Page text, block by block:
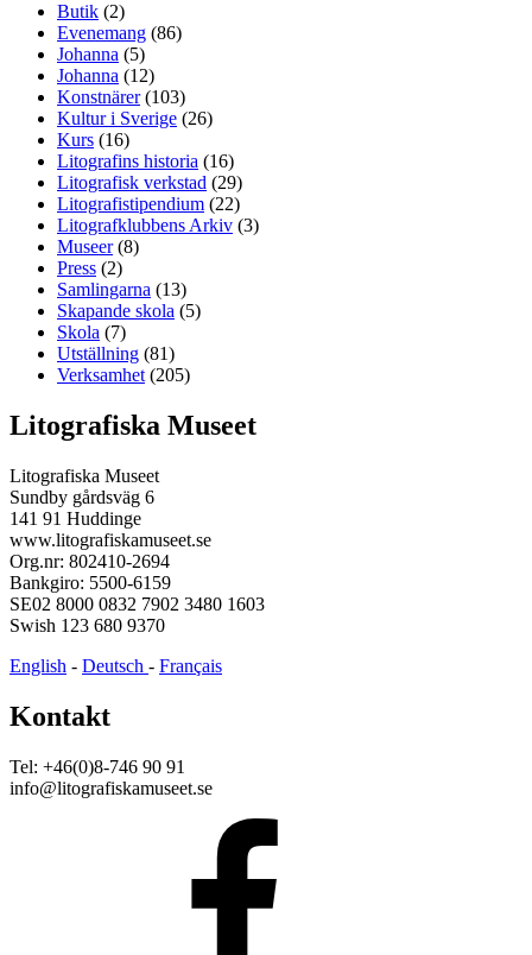
Butik (2)
Evenemang (86)
Johanna (5)
Johanna (12)
Konstnärer(103)
Kultur i Sverige (26)
Kurs (16)
Litografins historia (16)
Litografisk verkstad (29)
Litografistipendium (22)
Litografklubbens Arkiv (3)
Museer(8)
Press (2)
Samlingarna (13)
Skapande skola (5)
Skola (7)
Utställning (81)
Verksamhet (205)
Litografiska Museet
Litografiska Museet
Sundby gårdsväg 6
141 91 Huddinge
www.litografiskamuseet.se
Org.nr: 802410-2694
Bankgiro: 5500-6159
SE02 8000 0832 7902 3480 1603
Swish 123 680 9370
English - Deutsch - Français
Kontakt
Tel: +46(0)8-746 90 91
info@litografiskamuseet.se